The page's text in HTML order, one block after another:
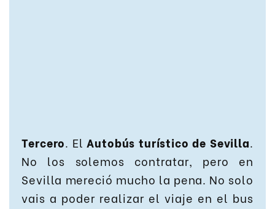
Tercero. El Autobús turístico de Sevilla.
No los solemos contratar, pero en
Sevilla mereció mucho la pena. No solo
vais a poder realizar el viaje en el bus